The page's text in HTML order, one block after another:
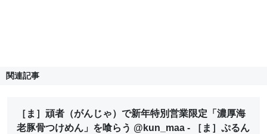
関連記事
［ま］頑者（がんじゃ）で新年特別営業限定「濃厚海
老豚骨つけめん」を喰らう @kun_maa - ［ま］ぷるん